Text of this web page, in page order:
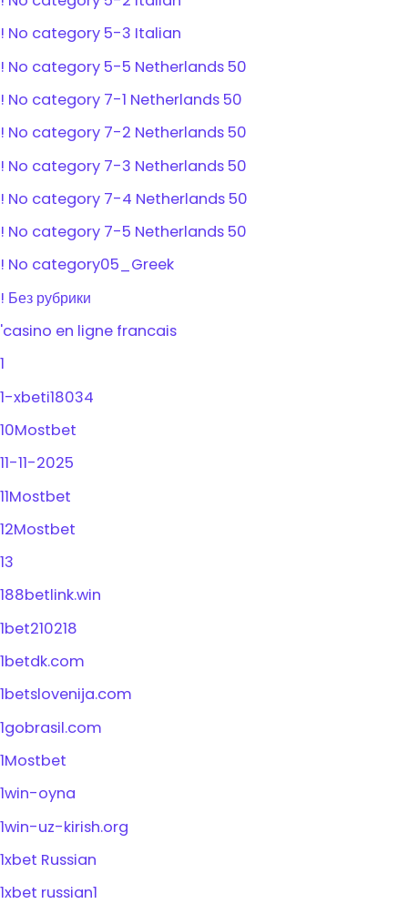
! No category 5-3 Italian
! No category 5-5 Netherlands 50
! No category 7-1 Netherlands 50
! No category 7-2 Netherlands 50
! No category 7-3 Netherlands 50
! No category 7-4 Netherlands 50
! No category 7-5 Netherlands 50
! No category05_Greek
! Без рубрики
'casino en ligne francais
1
1-xbeti18034
10Mostbet
11-11-2025
11Mostbet
12Mostbet
13
188betlink.win
1bet210218
1betdk.com
1betslovenija.com
1gobrasil.com
1Mostbet
1win-oyna
1win-uz-kirish.org
1xbet Russian
1xbet russian1